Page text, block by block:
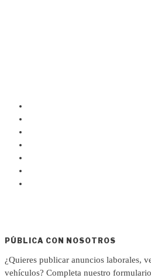
PÚBLICA CON NOSOTROS
¿Quieres publicar anuncios laborales,
vehículos? Completa nuestro